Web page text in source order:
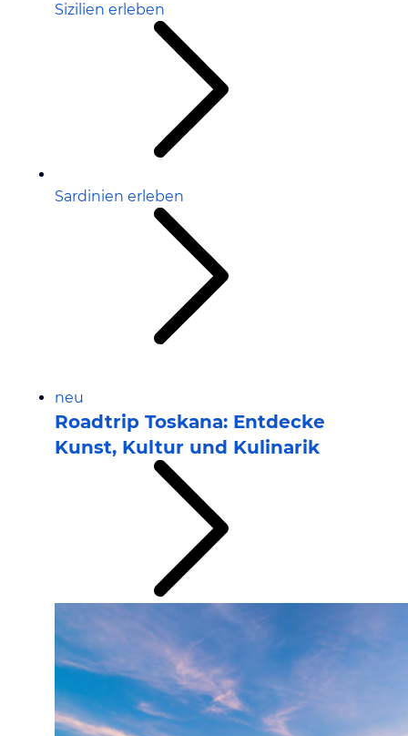
Sizilien erleben
Sardinien erleben
neu
Roadtrip Toskana: Entdecke
Kunst, Kultur und Kulinarik